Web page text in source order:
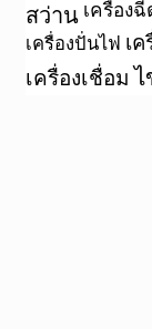
สว่าน เครื่อง
เครื่องปั่นไฟ เ
เครื่องเชื่อม